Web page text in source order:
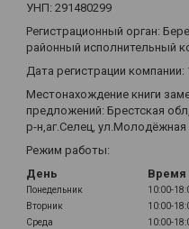
УНП: 291480299
Регистрационный орган:
районный исполнительный
Дата регистрации компании:
Местонахождение книги
предложений: Брестская
р-н,аг.Селец, ул.Молодёжная
Режим работы:
День
Время
Понедельник
10:00-
Вторник
10:00-
Среда
10:00-